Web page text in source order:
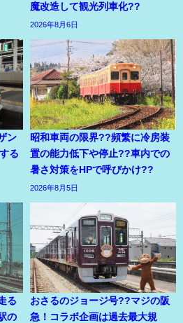
魔改造して観光列車化??
2026年8月6日
ン
る
昭和車両の限界??頻繁に冷房装
置の能力低下や停止??車内での
暑さ対策をHPで呼びかけ??
2026年8月5日
る
の
おさるのジョージ号??マジの阪
急！コラボ企画は過去最大規